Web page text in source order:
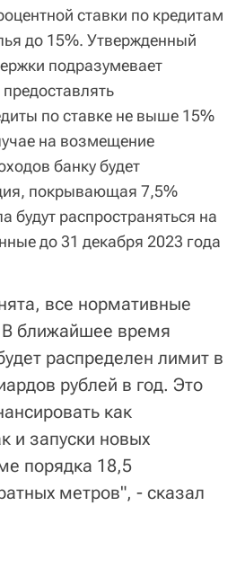
ставки по кредитам
до 15%. Утвержденный
подразумевает
по ставке не выше 15%
на возмещение
банку будет
покрывающая 7,5%
будут распространяться на
до 31 декабря 2023 года
все нормативные
ближайшее время
распределен лимит в
рублей в год. Это
как
и запуски новых
порядка 18,5
метров", - сказал